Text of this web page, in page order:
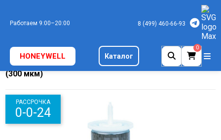
Работаем 9:00–20:00 8 (499) 460-66-93
HONEYWELL Каталог
0
Вкладыш фильтра в сборе (запасная сетка) AF11S-1E
(300 мкм)
РАССРОЧКА
0-0-24